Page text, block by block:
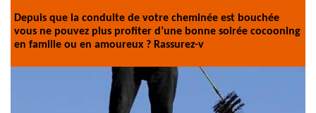
Depuis que la conduite de votre cheminée est bouchée
vous ne pouvez plus profiter d’une bonne soirée cocooning
en famille ou en amoureux ? Rassurez-v